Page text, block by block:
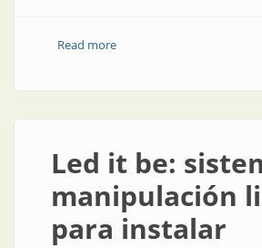
Read moreabout Así se fabrica la
Led it be:
manipulación
para instalar